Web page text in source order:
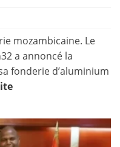
mozambicaine. Le
a annoncé la
fonderie d’aluminium